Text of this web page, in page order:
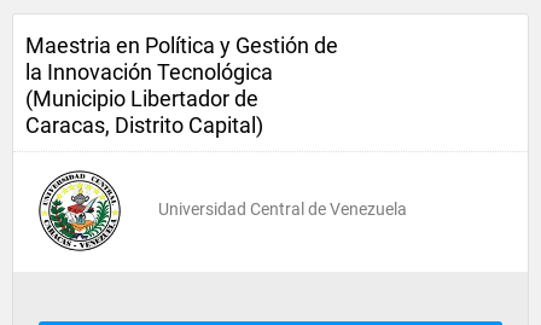
Maestria en Política y Gestión de
la Innovación Tecnológica
(Municipio Libertador de
Caracas, Distrito Capital)
Universidad Central de Venezuela